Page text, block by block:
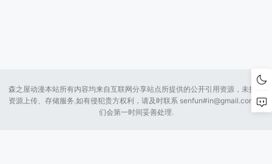
森之屋动漫本站所有内容均来自互联网分享站点所提供的公开引用资源，未提供
资源上传、存储服务.如有侵犯贵方权利，请及时联系 senfun#in@gmail.com 我
们会第一时间妥善处理.